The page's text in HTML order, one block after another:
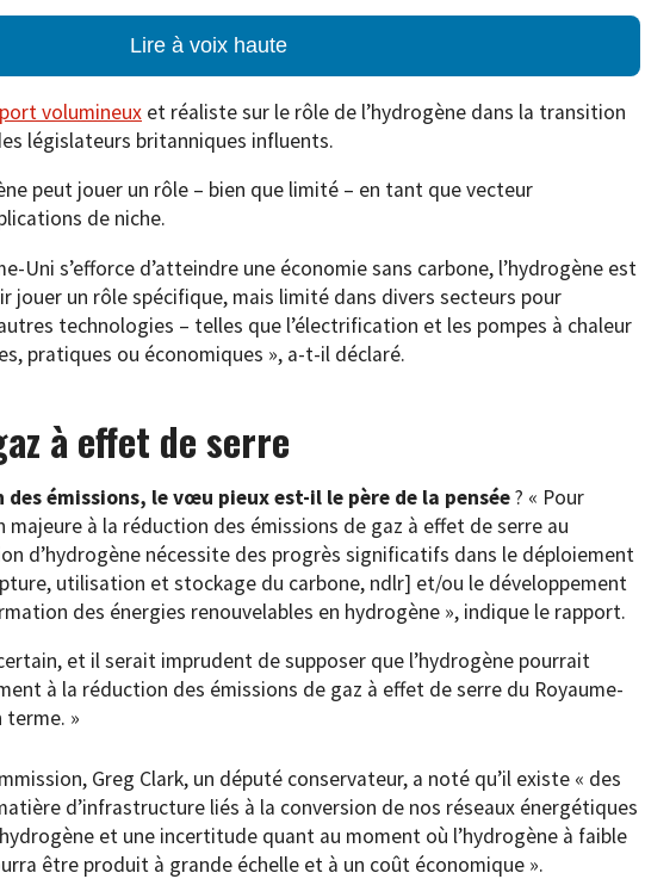
Lire à voix haute
volumineux et réaliste sur le rôle de l’hydrogène dans la transition
législateurs britanniques influents.
peut jouer un rôle – bien que limité – en tant que vecteur
de niche.
Uni s’efforce d’atteindre une économie sans carbone, l’hydrogène est
jouer un rôle spécifique, mais limité dans divers secteurs pour
technologies – telles que l’électrification et les pompes à chaleur
pratiques ou économiques », a-t-il déclaré.
à effet de serre
émissions, le vœu pieux est-il le père de la pensée? « Pour
à la réduction des émissions de gaz à effet de serre au
d’hydrogène nécessite des progrès significatifs dans le déploiement
utilisation et stockage du carbone, ndlr] et/ou le développement
des énergies renouvelables en hydrogène », indique le rapport.
et il serait imprudent de supposer que l’hydrogène pourrait
à la réduction des émissions de gaz à effet de serre du Royaume-
terme. »
Greg Clark, un député conservateur, a noté qu’il existe « des
d’infrastructure liés à la conversion de nos réseaux énergétiques
et une incertitude quant au moment où l’hydrogène à faible
être produit à grande échelle et à un coût économique ».